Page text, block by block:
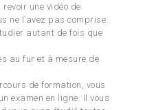
revoir une vidéo de
ne l’avez pas comprise.
autant de fois que
au fur et à mesure de
de formation, vous
examen en ligne. Il vous